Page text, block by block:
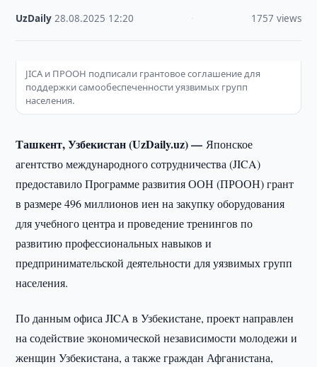
UzDaily ·28.08.2025 12:20 1757 views
JICA и ПРООН подписали грантовое соглашение для
поддержки самообеспеченности уязвимых групп
населения.
Ташкент, Узбекистан (UzDaily.uz) —Японское
агентство международного сотрудничества (JICA)
предоставило Программе развития ООН (ПРООН) грант
в размере 496 миллионов иен на закупку оборудования
для учебного центра и проведение тренингов по
развитию профессиональных навыков и
предпринимательской деятельности для уязвимых групп
населения.
По данным офиса JICA в Узбекистане, проект направлен
на содействие экономической независимости молодежи и
женщин Узбекистана, а также граждан Афганистана,